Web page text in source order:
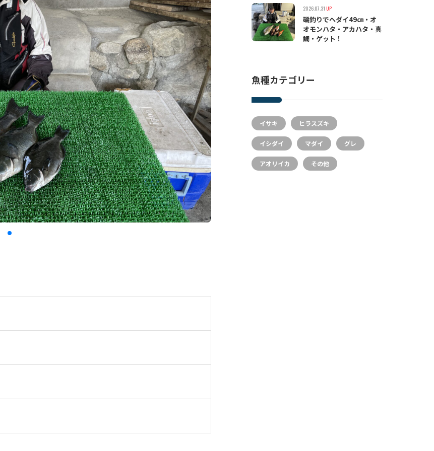
2026.07.31 UP
磯釣りでヘダイ49㎝・オ
オモンハタ・アカハタ・真
鯛・ゲット！
魚種カテゴリー
イサキ ヒラスズキ
イシダイ マダイ グレ
アオリイカ その他